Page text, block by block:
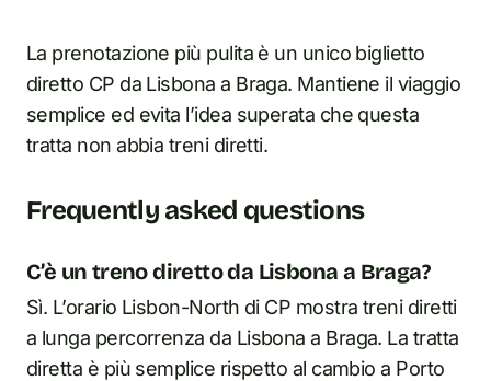
La prenotazione più pulita è un unico biglietto
diretto CP da Lisbona a Braga. Mantiene il viaggio
semplice ed evita l’idea superata che questa
tratta non abbia treni diretti.
Frequently asked questions
C’è un treno diretto da Lisbona a Braga?
Sì. L’orario Lisbon-North di CP mostra treni diretti
a lunga percorrenza da Lisbona a Braga. La tratta
diretta è più semplice rispetto al cambio a Porto